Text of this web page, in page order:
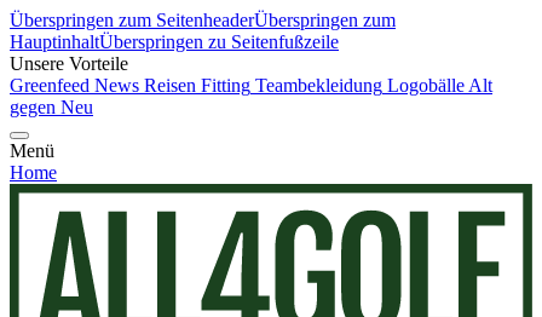
Überspringen zum SeitenheaderÜberspringen zum
HauptinhaltÜberspringen zu Seitenfußzeile
Unsere Vorteile
Greenfeed News Reisen Fitting Teambekleidung Logobälle Alt
gegen Neu
Menü
Home